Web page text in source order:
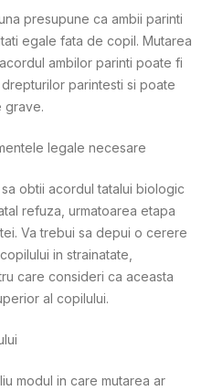
presupune ca ambii parinti
egale fata de copil. Mutarea
ambilor parinti poate fi
parintesti si poate
grave.
legale necesare
obtii acordul tatalui biologic
refuza, urmatoarea etapa
Va trebui sa depui o cerere
in strainatate,
care consideri ca aceasta
al copilului.
modul in care mutarea ar